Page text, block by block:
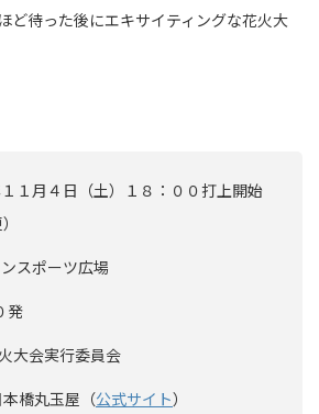
ど待った後にエキサイティングな花火大
１月４日（土）１８：００打上開始
スポーツ広場
発
大会実行委員会
橋丸玉屋（公式サイト）